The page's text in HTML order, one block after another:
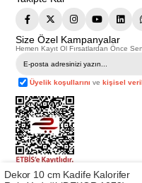
Size Özel Kampanyalar
Hemen Kayıt Ol Fırsatlardan Önce
Üyelik koşullarını vekişisel
Telif Hakkı © 2026 Afeks
Dekor 10 cm Kadife Kalorifer